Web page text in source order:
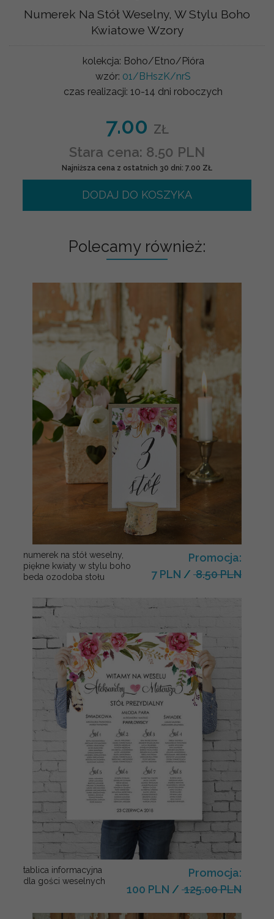
Numerek Na Stół Weselny, W Stylu Boho
Kwiatowe Wzory
kolekcja: Boho/Etno/Pióra
wzór: 01/BHszK/nrS
czas realizacji: 10-14 dni roboczych
7.00 ZŁ
Stara cena: 8.50 PLN
Najniższa cena z ostatnich 30 dni: 7.00 ZŁ
DODAJ DO KOSZYKA
Polecamy również:
numerek na stół weselny,
piękne kwiaty w stylu boho
beda ozodoba stołu
Promocja:
7 PLN / 8.50 PLN
tablica informacyjna
dla gości weselnych
Promocja:
100 PLN / 125.00 PLN